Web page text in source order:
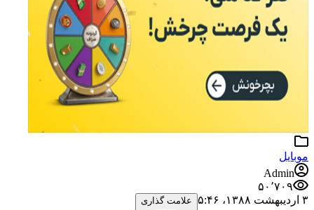
موبایل
Admin
۵۰٬۷۰۹
۳ اردیبهشت ۱۳۸۸،‏ ۵:۴۶
علامت گذاری